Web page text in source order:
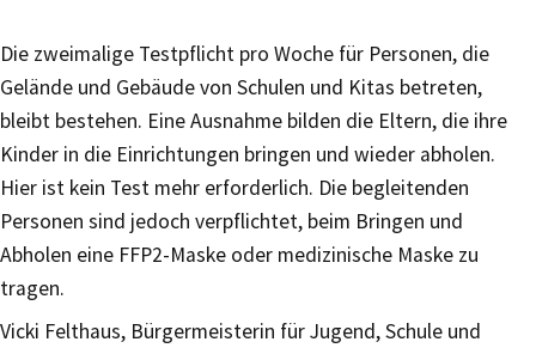
Die zweimalige Testpflicht pro Woche für Personen, die
Gelände und Gebäude von Schulen und Kitas betreten,
bleibt bestehen. Eine Ausnahme bilden die Eltern, die ihre
Kinder in die Einrichtungen bringen und wieder abholen.
Hier ist kein Test mehr erforderlich. Die begleitenden
Personen sind jedoch verpflichtet, beim Bringen und
Abholen eine FFP2-Maske oder medizinische Maske zu
tragen.
Vicki Felthaus, Bürgermeisterin für Jugend, Schule und